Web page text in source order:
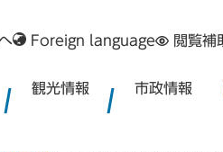
Foreign language 閲覧補
観光情報 市政情報